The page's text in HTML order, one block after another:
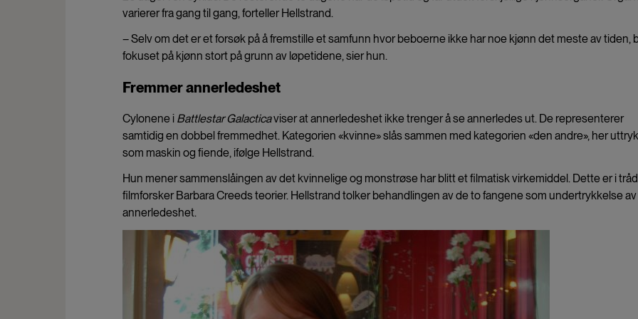
varierer fra gang til gang, forteller Hellstrand.
– Selv om det er et forsøk på å fremstille et samfunn hvor beboerne ikke har noe kjønn det meste av tiden,
fokuset på kjønn stort på grunn av løpetidene, sier hun.
Fremmer annerledeshet
Cylonene i Battlestar Galacticaviser at annerledeshet ikke trenger å se annerledes ut. De representerer
samtidig en dobbel fremmedhet. Kategorien «kvinne» slås sammen med kategorien «den andre», her
som maskin og fiende, ifølge Hellstrand.
Hun mener sammenslåingen av det kvinnelige og monstrøse har blitt et filmatisk virkemiddel. Dette er i
filmforsker Barbara Creeds teorier. Hellstrand tolker behandlingen av de to fangene som undertrykkelse av
annerledeshet.